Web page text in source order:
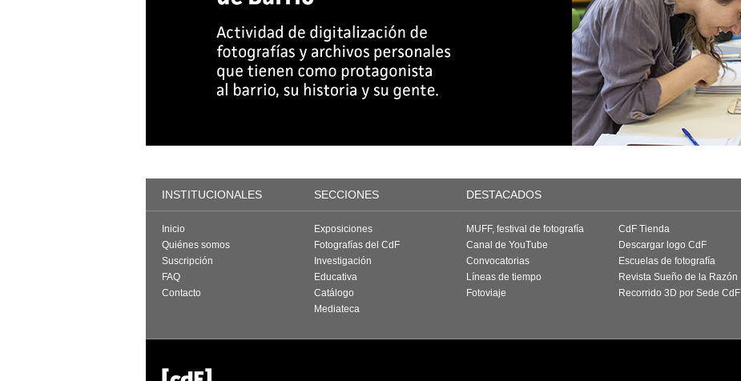
INSTITUCIONALES SECCIONES DESTACADOS
Inicio
Quiénes somos
Suscripción
FAQ
Contacto
Exposiciones
Fotografías del CdF
Investigación
Educativa
Catálogo
Mediateca
MUFF, festival de fotografía
Canal de YouTube
Convocatorias
Líneas de tiempo
Fotoviaje
CdF Tienda
Descargar logo CdF
Escuelas de fotografía
Revista Sueño de la Razón
Recorrido 3D por Sede CdF